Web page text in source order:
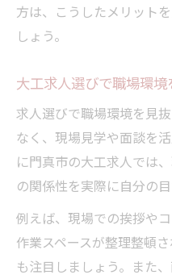
方は、こうしたメリット
しょう。
大工求人選びで職場環
求人選びで職場環境を見
なく、現場見学や面談を
に門真市の大工求人では
の関係性を実際に自分の
例えば、現場での挨拶や
作業スペースが整理整頓
も注目しましょう。また